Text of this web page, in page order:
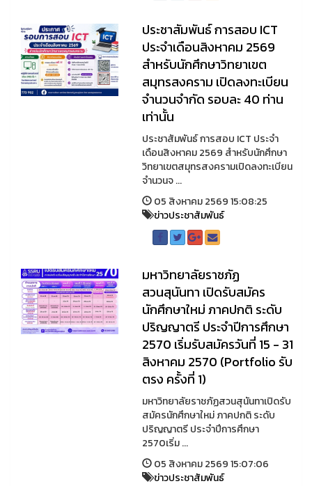
ประชาสัมพันธ์ การสอบ ICT
ประจำเดือนสิงหาคม 2569
สำหรับนักศึกษาวิทยาเขต
สมุทรสงคราม เปิดลงทะเบียน
จำนวนจำกัด รอบละ 40 ท่าน
เท่านั้น
ประชาสัมพันธ์ การสอบ ICT ประจำ
เดือนสิงหาคม 2569 สำหรับนักศึกษา
วิทยาเขตสมุทรสงครามเปิดลงทะเบียน
จำนวนจ ...
05 สิงหาคม 2569 15:08:25
ข่าวประชาสัมพันธ์
มหาวิทยาลัยราชภัฏ
สวนสุนันทา เปิดรับสมัคร
นักศึกษาใหม่ ภาคปกติ ระดับ
ปริญญาตรี ประจำปีการศึกษา
2570 เริ่มรับสมัครวันที่ 15 - 31
สิงหาคม 2570 (Portfolio รับ
ตรง ครั้งที่ 1)
มหาวิทยาลัยราชภัฏสวนสุนันทาเปิดรับ
สมัครนักศึกษาใหม่ ภาคปกติ ระดับ
ปริญญาตรี ประจำปีการศึกษา
2570เริ่ม ...
05 สิงหาคม 2569 15:07:06
ข่าวประชาสัมพันธ์